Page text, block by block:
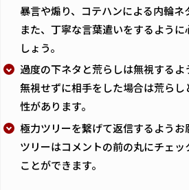
暴言や煽り、コテハンによる内輪ネ
また、丁寧な言葉遣いをするよう
しょう。
過度の下ネタと荒らしは無視するよ
無視せずに相手をした場合は荒ら
性があります。
極力ツリーを繋げて返信するようお
ツリーはコメントの前の丸にチェ
ことができます。